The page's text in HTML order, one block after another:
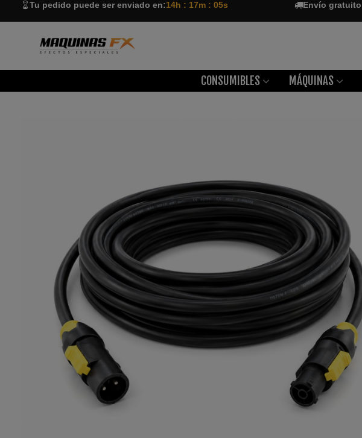
Tu pedido puede ser enviado en:14h : 17m : 04s Envío gratuito
CONSUMIBLES MÁQUINAS